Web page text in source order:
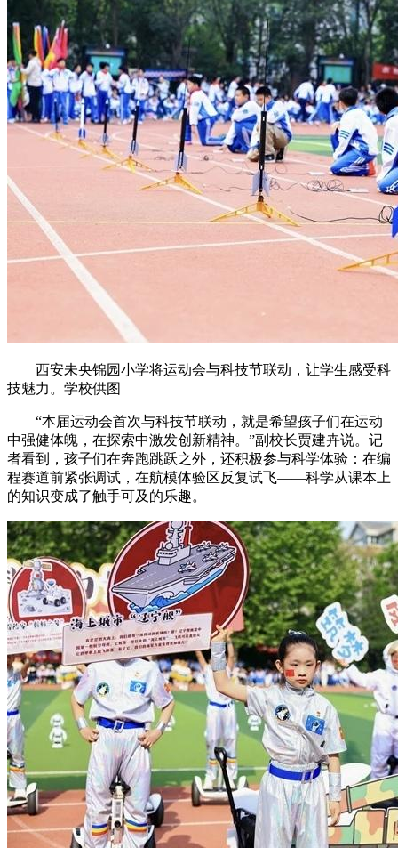
西安未央锦园小学将运动会与科技节联动，让学生感受科
技魅力。学校供图
“本届运动会首次与科技节联动，就是希望孩子们在运动
中强健体魄，在探索中激发创新精神。”副校长贾建卉说。记
者看到，孩子们在奔跑跳跃之外，还积极参与科学体验：在编
程赛道前紧张调试，在航模体验区反复试飞——科学从课本上
的知识变成了触手可及的乐趣。